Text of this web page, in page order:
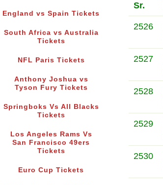
England vs Spain Tickets
South Africa vs Australia
Tickets
NFL Paris Tickets
Anthony Joshua vs
Tyson Fury Tickets
Springboks Vs All Blacks
Tickets
Los Angeles Rams Vs
San Francisco 49ers
Tickets
Euro Cup Tickets
Sr.
2526
2527
2528
2529
2530